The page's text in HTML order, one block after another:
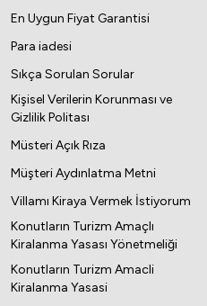
En Uygun Fiyat Garantisi
Para iadesi
Sıkça Sorulan Sorular
Kişisel Verilerin Korunması ve
Gizlilik Politası
Müsteri Açık Rıza
Müşteri Aydınlatma Metni
Villamı Kiraya Vermek İstiyorum
Konutların Turizm Amaçlı
Kiralanma Yasası Yönetmeliği
Konutların Turizm Amacli
Kiralanma Yasasi